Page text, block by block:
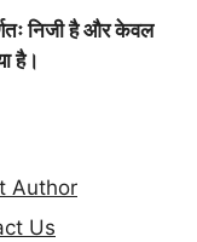
निजी है और केवल
है।
Author
Us